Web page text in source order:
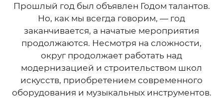
Прошлый год был объявлен Годом талантов.
Но, как мы всегда говорим, — год
заканчивается, а начатые мероприятия
продолжаются. Несмотря на сложности,
округ продолжает работать над
модернизацией и строительством школ
искусств, приобретением современного
оборудования и музыкальных инструментов.